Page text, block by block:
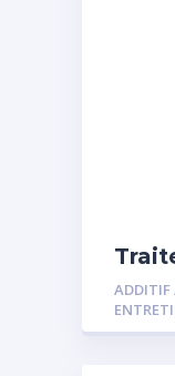
ADDITIF